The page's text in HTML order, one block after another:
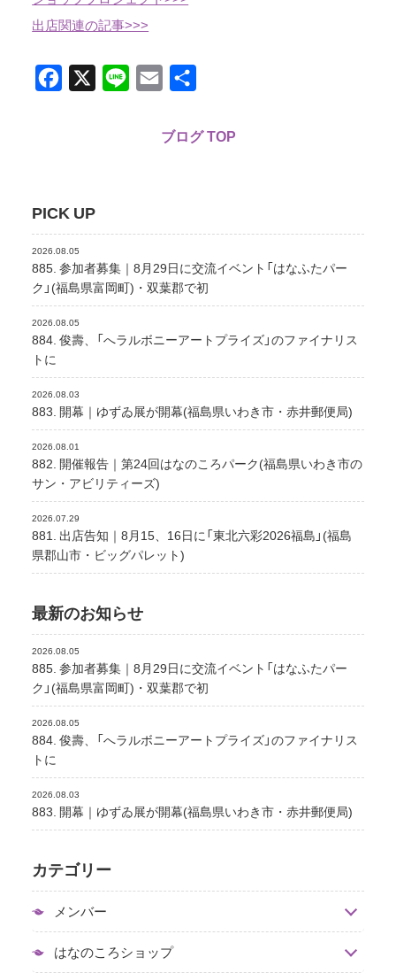
出店関連の記事>>>
Facebook
X Line Email
ブログ TOP
PICK UP
2026.08.05
885. 参加者募集｜8月29日に交流イベント「はなふたパー
ク」(福島県富岡町)・双葉郡で初
2026.08.05
884. 俊壽、「へラルボニーアートプライズ」のファイナリス
トに
2026.08.03
883. 開幕｜ゆずゐ展が開幕(福島県いわき市・赤井郵便局)
2026.08.01
882. 開催報告｜第24回はなのころパーク(福島県いわき市の
サン・アビリティーズ)
2026.07.29
881. 出店告知｜8月15、16日に「東北六彩2026福島」(福島
県郡山市・ビッグパレット)
最新のお知らせ
2026.08.05
885. 参加者募集｜8月29日に交流イベント「はなふたパー
ク」(福島県富岡町)・双葉郡で初
2026.08.05
884. 俊壽、「へラルボニーアートプライズ」のファイナリス
トに
2026.08.03
883. 開幕｜ゆずゐ展が開幕(福島県いわき市・赤井郵便局)
カテゴリー
メンバー
はなのころショップ